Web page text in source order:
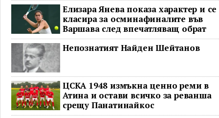
Елизара Янева показа характер и се
класира за осминафиналите във
Варшава след впечатляващ обрат
Непознатият Найден Шейтанов
ЦСКА 1948 измъкна ценно реми в
Атина и остави всичко за реванша
срещу Панатинайкос